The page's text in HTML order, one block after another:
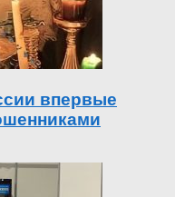
впервые